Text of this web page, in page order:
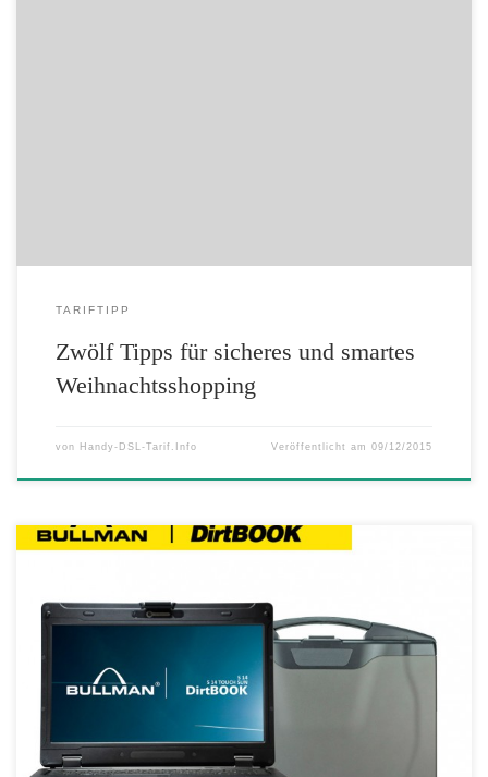
TARIFTIPP
Zwölf Tipps für sicheres und smartes
Weihnachtsshopping
von Handy-DSL-Tarif.Info Veröffentlicht am09/12/2015
Klasse mit Full Rugged Eigenschaften zum Semi Rugged Preis.
BULLMAN, der deutsche Mobile Computing Hersteller individuell
konfigurierbarer Notebooks, stellt mit dem DirtBOOK S 14 eines der
widerstandsfähigsten Industrie- & Outdoornotebooks im Semi Rugged
Bereich vor. Gegenüber den hochpreisigen Full Rugged Notebooks,